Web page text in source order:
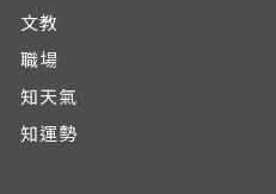
文教
職場
知天氣
知運勢